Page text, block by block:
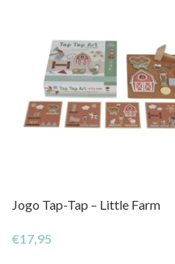
Jogo Tap-Tap – Little Farm
€17,95